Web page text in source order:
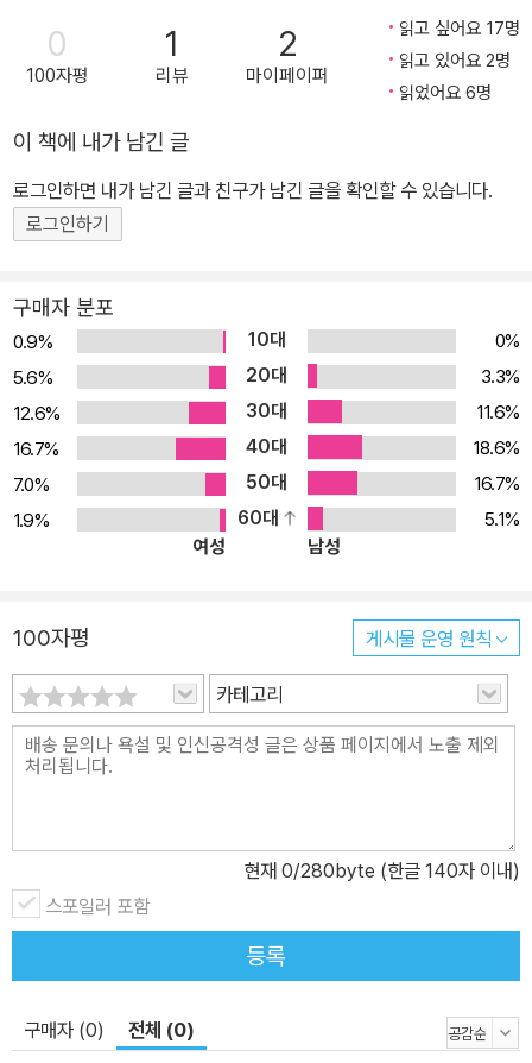
붐’이 재현되고 있는 것이다. ‘공상 과학’이 아닌 과학의 형태로 말이
다. 이번에 (주)사이언스북스에서 출간된 『코스믹 커넥션: 우주에서
본 우리(Carl Sagan’s Cosmic Connection: A Extraterrestrial
드워드 세이건(Carl Edward Sagan, 1934년 11월 9일∼1996년
12월 20일)의 책이다. 1973년에 처음 출간된 이 책은 출간 첫해 50
만 부 팔리며 칼 세이건을 베스트셀러 작가로 자리매김한 그의 첫 대
다. 50년의 세월에도 바래지 않는 칼 세이건의 통찰 최고의 과학 베
스트셀러 『코스모스』의 원형이자 칼 세이건의 첫 천문학 베스트셀러!
이 책은 과학 교양서의 모범적인 형식을 잘 보여 준다. 현대 천문학과
우주 탐사가 가져다줄 새로운 세계관, 또는 인간과 지구에 대한 통찰
을, 1970년대 초반 칼 세이건 본인이 참여한 파이오니어 계획이나
매리너 계획의 (당시로서는) 최신 과학적 성과를 버무려서 소개하고,
이것을 다시 외계 생명체 또는 지성체 탐사라는 (당시로서는) 미래적
연구에 대한 대중적, 사회적, 공공적 지원이 필요하다는 대중 설득의
맥루한, 아이작 아시모프, R. 버크민스터 풀러, 그리고 스탠리 큐브릭
같은 베스트셀러 저술가들과 공동 작업을 통해 50권이 넘는 도서를
저술하거나 제작한 작가이자 출판 기획자인 제롬 에이절(Jerome B.
Agel)이 기획, 제작한 이 책은 칼 세이건을 학계의 상아탑에서 일반
독자들을 위한 출판 시장으로 끌어낸 책이기도 하다. 이 『코스믹 커넥
션』 출간 전까지 칼 세이건은 그가 개척하고 있던 우주 생물학 분야
한 논문집 정도만 출간한 이론 천문학자였다. 그러나 모던한 편집 디
자인과 메시지로 당시 독자들에게 큰 충격을 주고 이제는 현대 미디
어 이론의 고전으로 평가받는 마셜 맥루한의 『미디어는 마사지다』를
기획, 제작한 에이절의 제안으로 출간한 이 책은 출간 첫해에만 50만
부가 판매되며, 당시까지 교양 과학서가 올린 판매고를 모두 갈아치
웠고, 칼 세이건을 100만 달러 단위의 금액으로 출판 계약을 체결하
는 출판계의 거물 저자로 변신시켰다. 저명한 SF 소설가 아이작 아시
0
100자평
1
리뷰
2
마이페이퍼
읽고 싶어요 17명
읽고 있어요 2명
읽었어요 6명
이 책에 내가 남긴 글
로그인하면 내가 남긴 글과 친구가 남긴 글을 확인할 수 있습니다.
로그인하기
구매자 분포
0.9% 10대
0%
5.6%
20대
3.3%
12.6%
30대
11.6%
16.7%
40대
18.6%
7.0%
50대
16.7%
1.9%
60대
5.1%
여성
남성
100자평 게시물 운영 원칙
카테고리
현재 0/280byte (한글 140자 이내)
스포일러 포함
등록
구매자 (0) 전체 (0)